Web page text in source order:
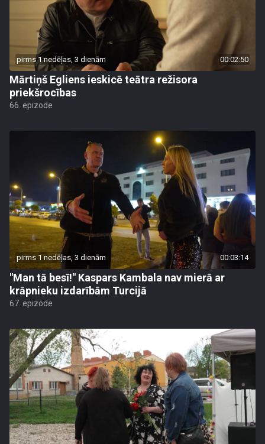
pirms 1 nedēļas, 3 dienām 00:02:50
Mārtiņš Egliens ieskicē teātra režisora
priekšrocības
66. epizode
pirms 1 nedēļas, 3 dienām 00:03:14
"Man tā besī!" Kaspars Kambala nav mierā ar
krāpnieku izdarībām Turcijā
67. epizode